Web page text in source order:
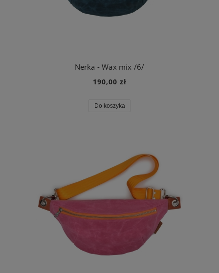
Nerka - Wax mix /6/
190,00 zł
Do koszyka